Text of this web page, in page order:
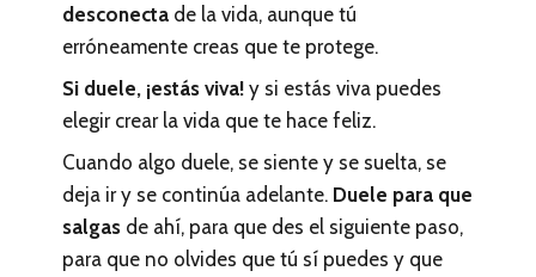
desconecta de la vida, aunque tú
erróneamente creas que te protege.
Si duele, ¡estás viva! y si estás viva puedes
elegir crear la vida que te hace feliz.
Cuando algo duele, se siente y se suelta, se
deja ir y se continúa adelante. Duele para que
salgas de ahí, para que des el siguiente paso,
para que no olvides que tú sí puedes y que